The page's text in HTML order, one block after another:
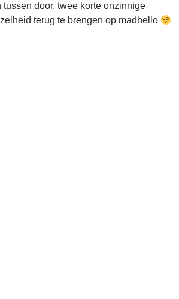
door, twee korte onzinnige
terug te brengen op madbello